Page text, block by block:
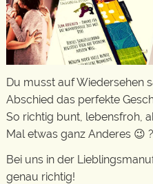
Du musst auf Wiedersehen
Abschied das perfekte
So richtig bunt, lebensfroh,
Mal etwas ganz Anderes 😉 ?
Bei uns in der
genau richtig!